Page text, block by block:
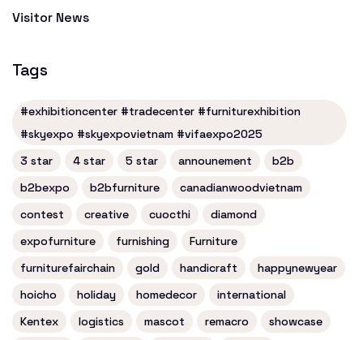
Visitor News
Tags
#exhibitioncenter #tradecenter #furniturexhibition
#skyexpo #skyexpovietnam #vifaexpo2025
3 star
4 star 5 star announement
b2b
b2bexpo
b2bfurniture
canadianwoodvietnam
contest
creative cuocthi
diamond
expofurniture
furnishing
Furniture
furniturefairchain
gold handicraft
happynewyear
hoicho
holiday homedecor
international
Kentex
logistics mascot remacro
showcase